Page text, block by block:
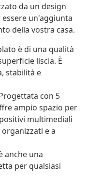
da un design
essere un'aggiunta
della vostra casa.
è di una qualità
liscia. È
stabilità e
con 5
ampio spazio per
multimediali
e a
anche una
per qualsiasi